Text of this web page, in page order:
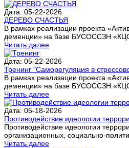
Дата: 05-22-2026
ДЕРЕВО СЧАСТЬЯ
В рамках реализации проекта
деменции» на базе БУСОССЗН
Читать далее
Дата: 05-22-2026
Тренинг "Саморегуляция в
В рамках реализации проекта
деменции» на базе БУСОССЗН
Читать далее
Дата: 05-18-2026
Противодействие идеологии
Противодействие идеологии
организационных, социально-
Читать далее